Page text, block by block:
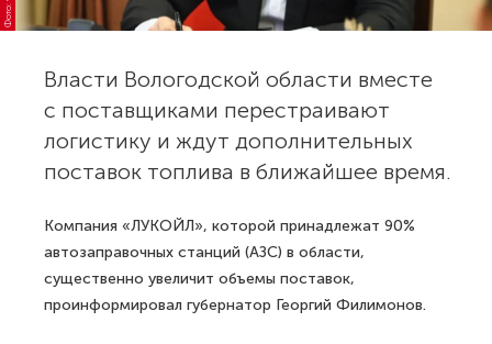
Власти Вологодской области вместе
с поставщиками перестраивают
логистику и ждут дополнительных
поставок топлива в ближайшее время.
Компания «ЛУКОЙЛ», которой принадлежат 90%
автозаправочных станций (АЗС) в области,
существенно увеличит объемы поставок,
проинформировал губернатор Георгий Филимонов.